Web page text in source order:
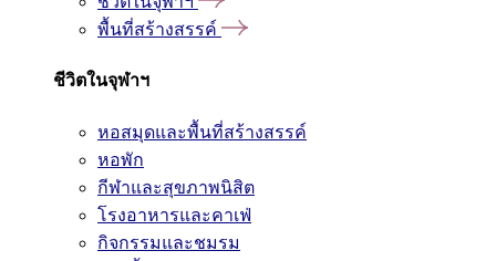
พื้นที่สร้างสรรค์
ชีวิตในจุฬาฯ
หอสมุดและพื้นที่สร้างสรรค์
หอพัก
กีฬาและสุขภาพนิสิต
โรงอาหารและคาเฟ่
กิจกรรมและชมรม